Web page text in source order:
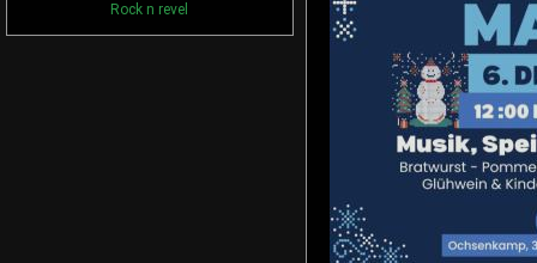
Rock n revel